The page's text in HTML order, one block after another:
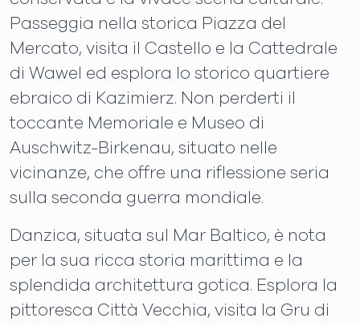
Passeggia nella storica Piazza del
Mercato, visita il Castello e la Cattedrale
di Wawel ed esplora lo storico quartiere
ebraico di Kazimierz. Non perderti il ​​
toccante Memoriale e Museo di
Auschwitz-Birkenau, situato nelle
vicinanze, che offre una riflessione seria
sulla seconda guerra mondiale.
Danzica, situata sul Mar Baltico, è nota
per la sua ricca storia marittima e la
splendida architettura gotica. Esplora la
pittoresca Città Vecchia, visita la Gru di